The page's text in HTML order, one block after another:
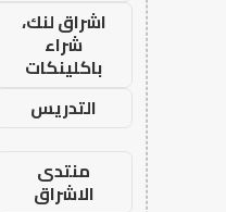
اشراق لنك،
شراء
باكلينكات
التدريس
منتدى
الاشراق